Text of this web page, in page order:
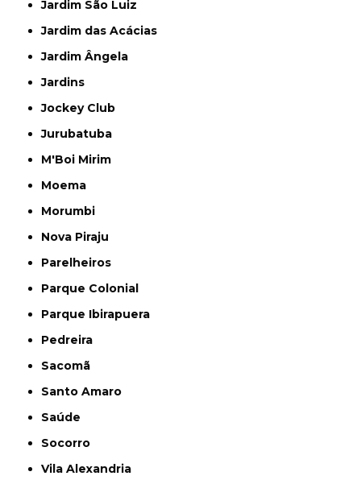
Jardim São Luiz
Jardim das Acácias
Jardim Ângela
Jardins
Jockey Club
Jurubatuba
M'Boi Mirim
Moema
Morumbi
Nova Piraju
Parelheiros
Parque Colonial
Parque Ibirapuera
Pedreira
Sacomã
Santo Amaro
Saúde
Socorro
Vila Alexandria